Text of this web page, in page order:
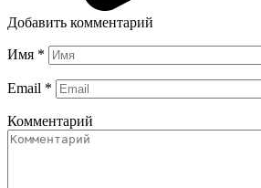
Добавить комментарий
Имя *
Email *
Комментарий